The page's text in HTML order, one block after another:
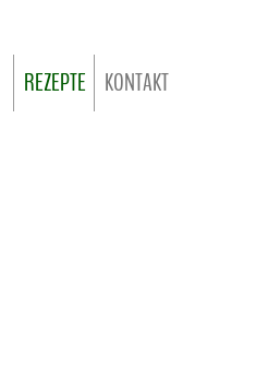
REZEPTE KONTAKT